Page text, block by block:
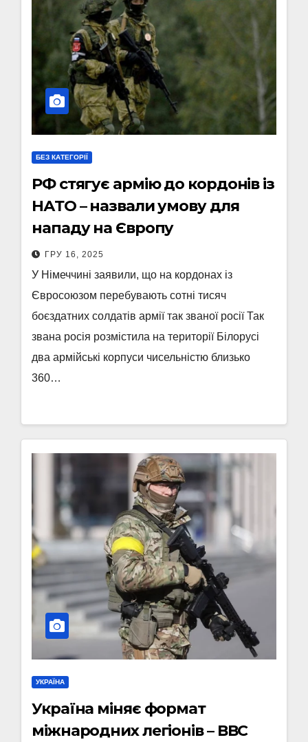
БЕЗ КАТЕГОРІЇ
РФ стягує армію до кордонів із
НАТО – назвали умову для
нападу на Європу
ГРУ 16, 2025
У Німеччині заявили, що на кордонах із
Євросоюзом перебувають сотні тисяч
боєздатних солдатів армії так званої росії Так
звана росія розмістила на території Білорусі
два армійські корпуси чисельністю близько
360…
УКРАЇНА
Україна міняє формат
міжнародних легіонів – ВВС